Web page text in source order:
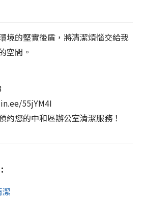
境的堅實後盾，將清潔煩惱交給我
空間。
55jYM4I
約您的中和區辦公室清潔服務！
潔